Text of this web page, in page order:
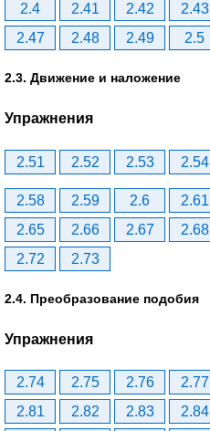
2.4
2.41 2.42 2.43
2.47
2.48 2.49 2.5
2.3. Движение и наложение
Упражнения
2.51 2.52 2.53 2.54
2.58 2.59 2.6 2.61
2.65
2.66 2.67 2.68
2.72
2.73
2.4. Преобразование подобия
Упражнения
2.74 2.75 2.76 2.77
2.81
2.82 2.83 2.84